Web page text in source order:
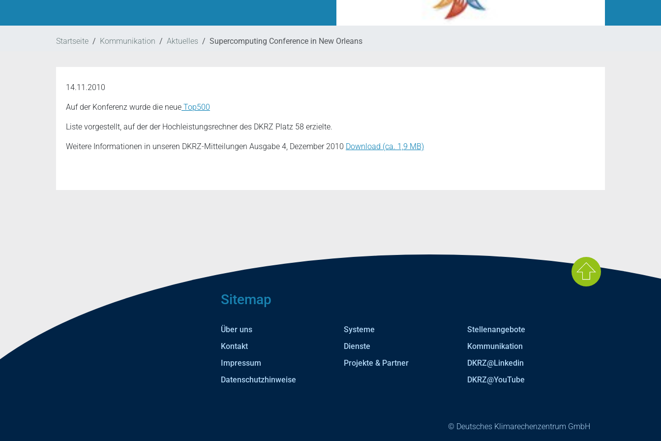
Startseite Kommunikation Aktuelles Supercomputing Conference in New Orleans
14.11.2010
Auf der Konferenz wurde die neue Top500
Liste vorgestellt, auf der der Hochleistungsrechner des DKRZ Platz 58 erzielte.
Weitere Informationen in unseren DKRZ-Mitteilungen Ausgabe 4, Dezember 2010 Download (ca. 1,9 MB)
Sitemap
Über uns Systeme
Stellenangebote
Kontakt
Dienste
Kommunikation
Impressum
Projekte & Partner
DKRZ@Linkedin
Datenschutzhinweise
DKRZ@YouTube
© Deutsches Klimarechenzentrum GmbH